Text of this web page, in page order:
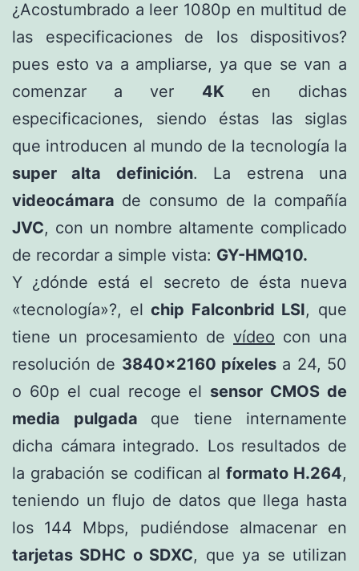
¿Acostumbrado a leer 1080p en multitud de
las especificaciones de los dispositivos?
pues esto va a ampliarse, ya que se van a
comenzar a ver 4K en dichas
especificaciones, siendo éstas las siglas
que introducen al mundo de la tecnología la
super alta definición. La estrena una
videocámara de consumo de la compañía
JVC, con un nombre altamente complicado
de recordar a simple vista: GY-HMQ10.
Y ¿dónde está el secreto de ésta nueva
«tecnología»?, elchip Falconbrid LSI, que
tiene un procesamiento de vídeo con una
resolución de 3840×2160 píxeles a 24, 50
o 60p el cual recoge el sensor CMOS de
media pulgada que tiene internamente
dicha cámara integrado. Los resultados de
la grabación se codifican alformato H.264,
teniendo un flujo de datos que llega hasta
los 144 Mbps, pudiéndose almacenar en
tarjetas SDHC o SDXC, que ya se utilizan